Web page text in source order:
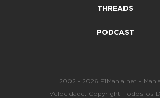
THREADS
PODCAST
2002 - 2026 F1Mania.net -
Velocidade. Copyright. Todos os